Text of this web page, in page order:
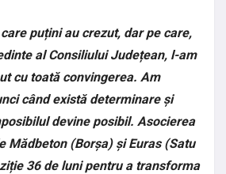
puțini au crezut, dar pe care,
al Consiliului Județean, l-am
cu toată convingerea. Am
când există determinare și
devine posibil. Asocierea
Mădbeton (Borșa) și Euras (Satu
36 de luni pentru a transforma